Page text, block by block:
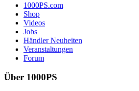
1000PS.com
Shop
Videos
Jobs
Händler Neuheiten
Veranstaltungen
Forum
Über 1000PS